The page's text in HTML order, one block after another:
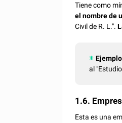
Tiene como
el nombre de
Civil de R. L.".
al
1.6.
Esta es una